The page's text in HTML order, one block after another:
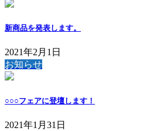
新商品を発表します。
2021年2月1日
お知らせ
○○○フェアに登壇します！
2021年1月31日